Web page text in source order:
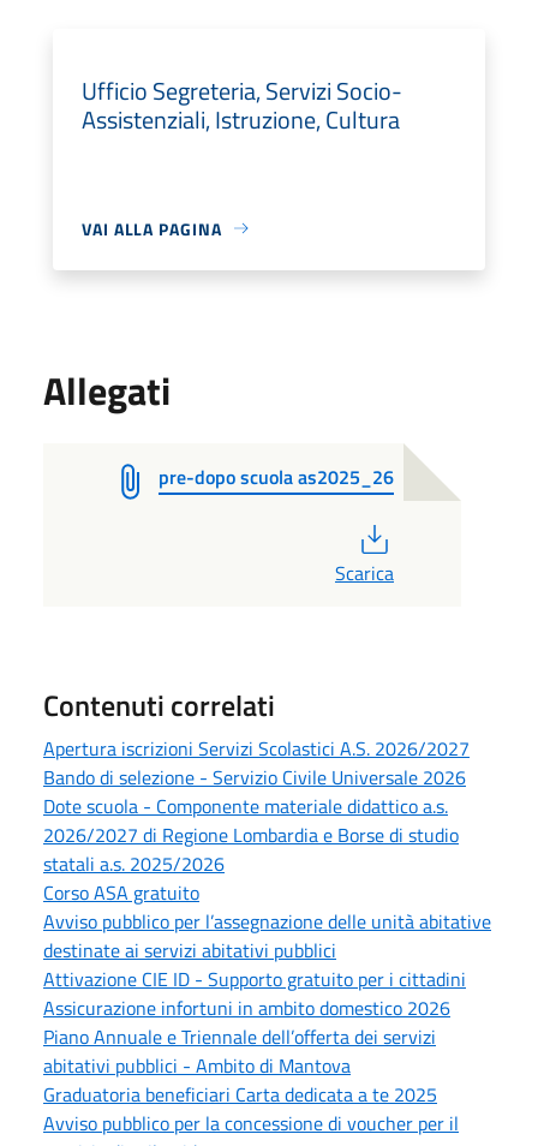
Ufficio Segreteria, Servizi Socio-
Assistenziali, Istruzione, Cultura
VAI ALLA PAGINA
Allegati
pre-dopo scuola as2025_26
Scarica
Contenuti correlati
Apertura iscrizioni Servizi Scolastici A.S. 2026/2027
Bando di selezione - Servizio Civile Universale 2026
Dote scuola - Componente materiale didattico a.s.
2026/2027 di Regione Lombardia e Borse di studio
statali a.s. 2025/2026
Corso ASA gratuito
Avviso pubblico per l’assegnazione delle unità abitative
destinate ai servizi abitativi pubblici
Attivazione CIE ID - Supporto gratuito per i cittadini
Assicurazione infortuni in ambito domestico 2026
Piano Annuale e Triennale dell’offerta dei servizi
abitativi pubblici - Ambito di Mantova
Graduatoria beneficiari Carta dedicata a te 2025
Avviso pubblico per la concessione di voucher per il